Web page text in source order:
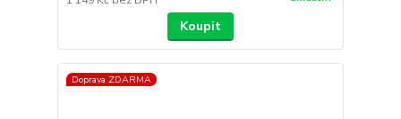
Koupit
Doprava ZDARMA